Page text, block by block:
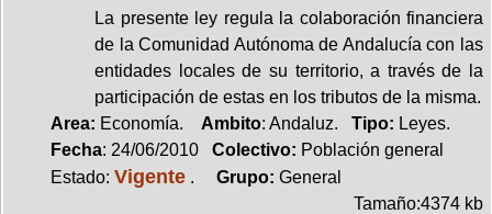
La presente ley regula la colaboración financiera
de la Comunidad Autónoma de Andalucía con las
entidades locales de su territorio, a través de la
participación de estas en los tributos de la misma.
Area: Economía. Ambito: Andaluz. Tipo: Leyes.
Fecha: 24/06/2010 Colectivo: Población general
Estado: Vigente . Grupo: General
Tamaño:4374 kb